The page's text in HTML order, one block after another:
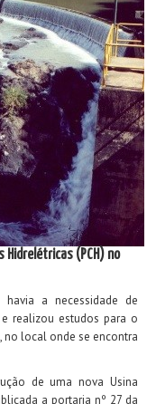
Hidrelétricas (PCH) no
a necessidade de
realizou estudos para o
no local onde se encontra
de uma nova Usina
a portaria nº 27 da